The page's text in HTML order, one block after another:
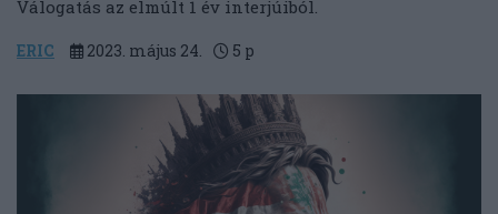
Válogatás az elmúlt 1 év interjúiból.
ERIC 2023. május 24. 5 p